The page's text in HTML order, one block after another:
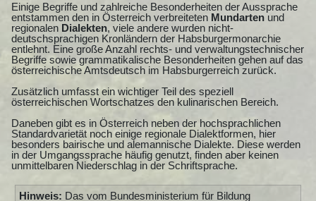
Einige Begriffe und zahlreiche Besonderheiten der Aussprache
entstammen den in Österreich verbreiteten Mundarten und
regionalen Dialekten, viele andere wurden nicht-
deutschsprachigen Kronländern der Habsburgermonarchie
entlehnt. Eine große Anzahl rechts- und verwaltungstechnischer
Begriffe sowie grammatikalische Besonderheiten gehen auf das
österreichische Amtsdeutsch im Habsburgerreich zurück.
Zusätzlich umfasst ein wichtiger Teil des speziell
österreichischen Wortschatzes den kulinarischen Bereich.
Daneben gibt es in Österreich neben der hochsprachlichen
Standardvarietät noch einige regionale Dialektformen, hier
besonders bairische und alemannische Dialekte. Diese werden
in der Umgangssprache häufig genutzt, finden aber keinen
unmittelbaren Niederschlag in der Schriftsprache.
Hinweis: Das vom Bundesministerium für Bildung